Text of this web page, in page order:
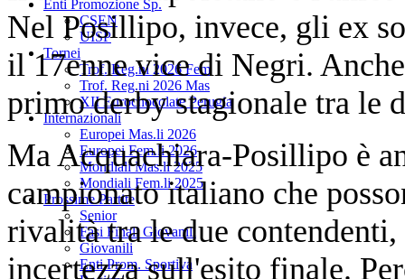
Enti Promozione Sp.
CSEN
UISP
Tornei
Trof. Reg.ni 2026 Fem
Trof. Reg.ni 2026 Mas
XII Eurochocolate Perugia
Internazionali
Europei Mas.li 2026
Europei Fem.li 2026
Mondiali Mas.li 2025
Mondiali Fem.li 2025
Prossime Partite
Senior
Fasi Finali Giovanili
Giovanili
Enti Prom. Sportiva
Nel Posillipo, invece, gli ex
il 17enne vice di Negri.
primo derby stagionale tra le
Ma Acquachiara-Posillipo è
campionato italiano che
rivalità tra le due
incertezza sull'esito finale.